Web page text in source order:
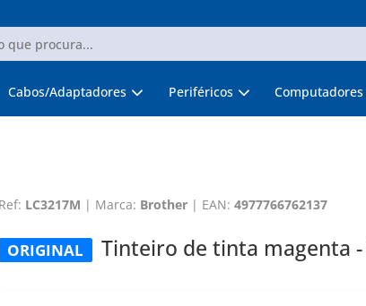
Cabos/Adaptadores Periféricos Computadores
Ref: LC3217M | Marca: Brother| EAN: 4977766762137
ORIGINAL Tinteiro de tinta magenta